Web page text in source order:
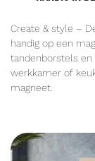
Create & style –
handig op een
tandenborstels en
werkkamer of
magneet.